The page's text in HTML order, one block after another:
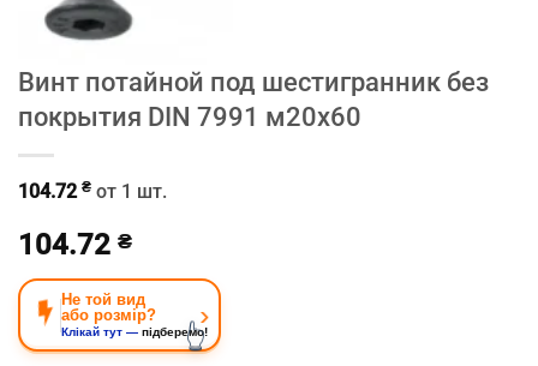
Винт потайной под шестигранник без
покрытия DIN 7991 м20х60
104.72 ₴ от 1 шт.
104.72 ₴
Не той вид
або розмір?
Клікай тут — підберемо!
›
👆